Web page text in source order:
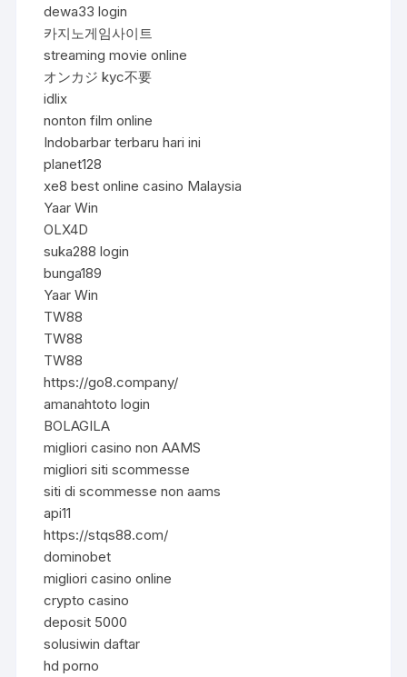
dewa33 login
카지노게임사이트
streaming movie online
オンカジ kyc不要
idlix
nonton film online
Indobarbar terbaru hari ini
planet128
xe8 best online casino Malaysia
Yaar Win
OLX4D
suka288 login
bunga189
Yaar Win
TW88
TW88
TW88
https://go8.company/
amanahtoto login
BOLAGILA
migliori casino non AAMS
migliori siti scommesse
siti di scommesse non aams
api11
https://stqs88.com/
dominobet
migliori casino online
crypto casino
deposit 5000
solusiwin daftar
hd porno